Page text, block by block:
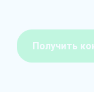
Получить